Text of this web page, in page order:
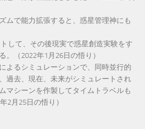
ムで能力拡張すると、惑星管理神にも
して、その後現実で惑星創造実験をす
。（2022年1月26日の悟り）
よるシミュレーションで、同時並行的
過去、現在、未来がシミュレートされ
マシーンを作製してタイムトラベルも
2月25日の悟り）